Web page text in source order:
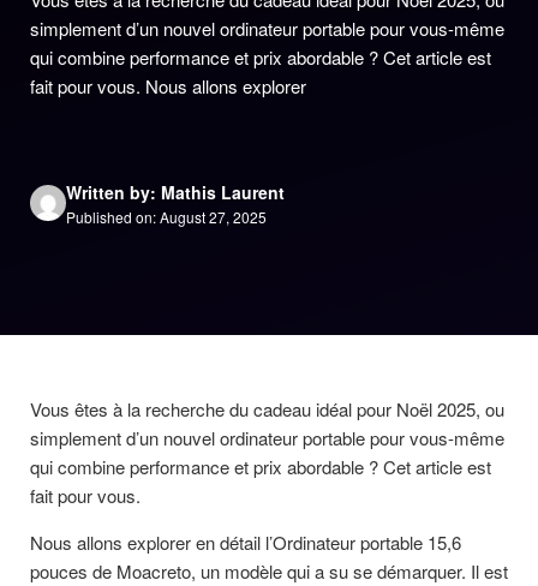
simplement d’un nouvel ordinateur portable pour vous-même
qui combine performance et prix abordable ? Cet article est
fait pour vous. Nous allons explorer
Written by: Mathis Laurent
Published on: August 27, 2025
Vous êtes à la recherche du cadeau idéal pour Noël 2025, ou
simplement d’un nouvel ordinateur portable pour vous-même
qui combine performance et prix abordable ? Cet article est
fait pour vous.
Nous allons explorer en détail l’Ordinateur portable 15,6
pouces de Moacreto, un modèle qui a su se démarquer. Il est